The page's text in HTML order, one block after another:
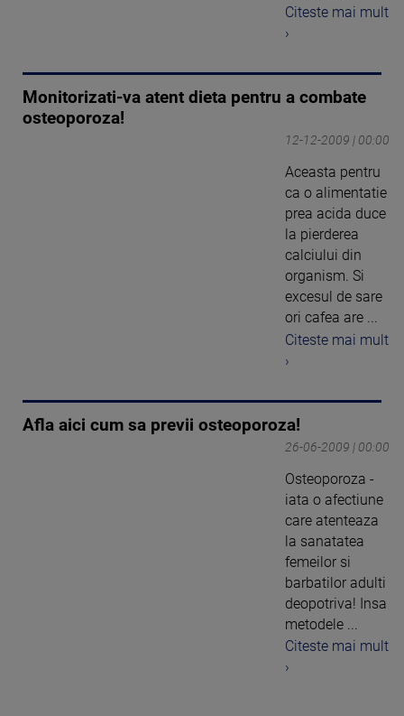
Citeste mai mult
›
Monitorizati-va atent dieta pentru a combate
osteoporoza!
12-12-2009 | 00:00
Aceasta pentru
ca o alimentatie
prea acida duce
la pierderea
calciului din
organism. Si
excesul de sare
ori cafea are ...
Citeste mai mult
›
Afla aici cum sa previi osteoporoza!
26-06-2009 | 00:00
Osteoporoza -
iata o afectiune
care atenteaza
la sanatatea
femeilor si
barbatilor adulti
deopotriva! Insa
metodele ...
Citeste mai mult
›